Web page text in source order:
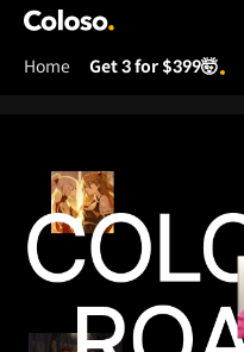
Coloso.
Home Get 3 for $399🤯